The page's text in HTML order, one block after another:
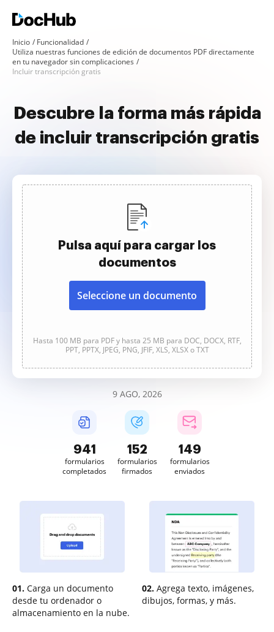
Inicio
Funcionalidad
Utiliza nuestras funciones de edición de documentos PDF directamente
en tu navegador sin complicaciones
Incluir transcripción gratis
Descubre la forma más rápida
de incluir transcripción gratis
Pulsa aquí para cargar los
documentos
Seleccione un documento
Hasta 100 MB para PDF y hasta 25 MB para DOC, DOCX, RTF,
PPT, PPTX, JPEG, PNG, JFIF, XLS, XLSX o TXT
9 AGO, 2026
941
formularios
completados
152
formularios
firmados
149
formularios
enviados
01. Carga un documento
desde tu ordenador o
almacenamiento en la nube.
02. Agrega texto, imágenes,
dibujos, formas, y más.